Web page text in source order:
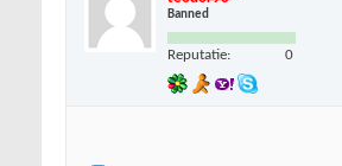
Banned
Reputatie: 0